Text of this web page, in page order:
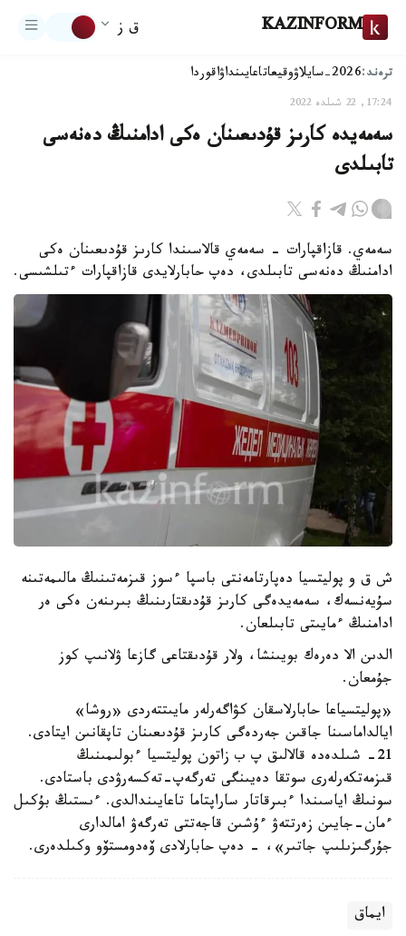
KAZINFORM ق ز
ترەند:2026-سايلاۋ وقيعاتاعايىنداۋاقوردا
17:24, 22 شىلدە 2022
سەمەيدە كارىز قۇدىعىنان ەكى ادامنىڭ دەنەسى
تابىلدى
سەمەي. قازاقپارات - سەمەي قالاسىندا كارىز قۇدىعىنان ەكى
ادامنىڭ دەنەسى تابىلدى، دەپ حابارلايدى قازاقپارات ءتىلشىسى.
ش ق و پوليتسيا دەپارتامەنتى باسپا ءسوز قىزمەتىنىڭ مالىمەتىنە
سۇيەنسەك، سەمەيدەگى كارىز قۇدىقتارىنىڭ بىرىنەن ەكى ەر
ادامنىڭ ءمايىتى تابىلعان.
الدىن الا دەرەك بويىنشا، ولار قۇدىقتاعى گازعا ۋلانىپ كوز
جۇمعان.
«پوليتسياعا حابارلاسقان كۋاگەرلەر مايىتتەردى «روشا»
ايالداماسىنا جاقىن جەردەگى كارىز قۇدىعىنان تاپقانىن ايتادى.
21- شىلدەدە قالالىق پ ب زاتون پوليتسيا ءبولىمىنىڭ
قىزمەتكەرلەرى سوتقا دەيىنگى تەرگەپ-تەكسەرۋدى باستادى.
سونىڭ اياسىندا ءبىرقاتار ساراپتاما تاعايىندالدى. ءىستىڭ بۇكىل
ءمان-جايىن زەرتتەۋ ءۇشىن قاجەتتى تەرگەۋ امالدارى
جۇرگىزىلىپ جاتىر»، - دەپ حابارلادى ۆەدومستۆو وكىلدەرى.
ايماق